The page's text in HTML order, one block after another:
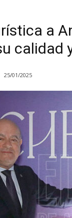
a
calidad
25/01/2025